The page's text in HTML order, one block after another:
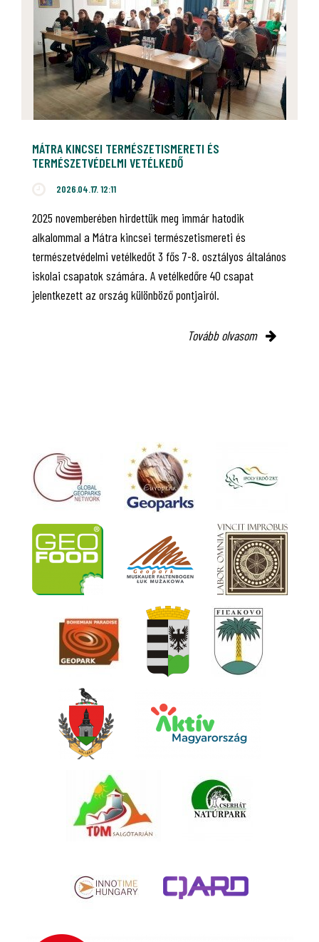
MÁTRA KINCSEI TERMÉSZETISMERETI ÉS
TERMÉSZETVÉDELMI VETÉLKEDŐ
2026.04.17. 12:11
2025 novemberében hirdettük meg immár hatodik
alkalommal a Mátra kincsei természetismereti és
természetvédelmi vetélkedőt 3 fős 7-8. osztályos általános
iskolai csapatok számára. A vetélkedőre 40 csapat
jelentkezett az ország különböző pontjairól.
Tovább olvasom